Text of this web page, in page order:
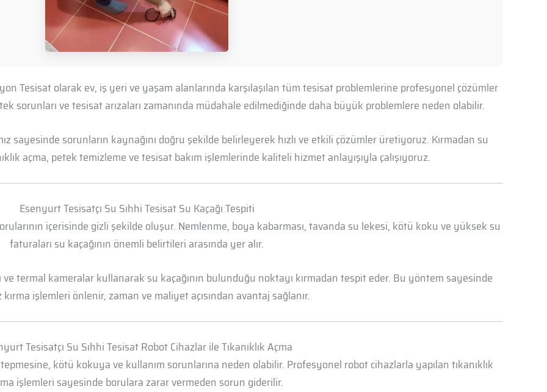
Tesisat olarak ev, iş yeri ve yaşam alanlarında karşılaşılan tüm tesisat problemlerine profesyonel çözümler
sorunları ve tesisat arızaları zamanında müdahale edilmediğinde daha büyük problemlere neden olabilir.
sayesinde sorunların kaynağını doğru şekilde belirleyerek hızlı ve etkili çözümler üretiyoruz. Kırmadan su
açma, petek temizleme ve tesisat bakım işlemlerinde kaliteli hizmet anlayışıyla çalışıyoruz.
Esenyurt Tesisatçı Su Sıhhi Tesisat Su Kaçağı Tespiti
içerisinde gizli şekilde oluşur. Nemlenme, boya kabarması, tavanda su lekesi, kötü koku ve yüksek su
faturaları su kaçağının önemli belirtileri arasında yer alır.
termal kameralar kullanarak su kaçağının bulunduğu noktayı kırmadan tespit eder. Bu yöntem sayesinde
işlemleri önlenir, zaman ve maliyet açısından avantaj sağlanır.
Tesisatçı Su Sıhhi Tesisat Robot Cihazlar ile Tıkanıklık Açma
kötü kokuya ve kullanım sorunlarına neden olabilir. Profesyonel robot cihazlarla yapılan tıkanıklık
işlemleri sayesinde borulara zarar vermeden sorun giderilir.